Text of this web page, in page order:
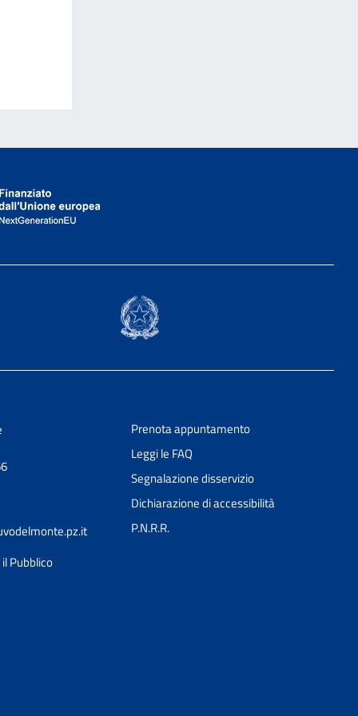
Pubblico
Prenota appuntamento
Leggi le FAQ
Segnalazione disservizio
Dichiarazione di accessibilità
P.N.R.R.